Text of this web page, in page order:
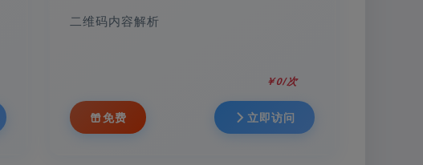
二维码内容解析
￥0/次
免费 立即访问